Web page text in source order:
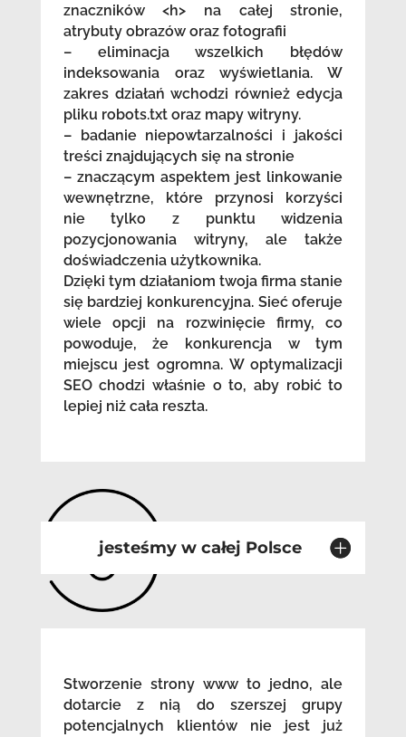
znaczników <h> na całej stronie,
atrybuty obrazów oraz fotografii
– eliminacja wszelkich błędów
indeksowania oraz wyświetlania. W
zakres działań wchodzi również edycja
pliku robots.txt oraz mapy witryny.
– badanie niepowtarzalności i jakości
treści znajdujących się na stronie
– znaczącym aspektem jest linkowanie
wewnętrzne, które przynosi korzyści
nie tylko z punktu widzenia
pozycjonowania witryny, ale także
doświadczenia użytkownika.
Dzięki tym działaniom twoja firma stanie
się bardziej konkurencyjna. Sieć oferuje
wiele opcji na rozwinięcie firmy, co
powoduje, że konkurencja w tym
miejscu jest ogromna. W optymalizacji
SEO chodzi właśnie o to, aby robić to
lepiej niż cała reszta.
jesteśmy w całej Polsce
Stworzenie strony www to jedno, ale
dotarcie z nią do szerszej grupy
potencjalnych klientów nie jest już